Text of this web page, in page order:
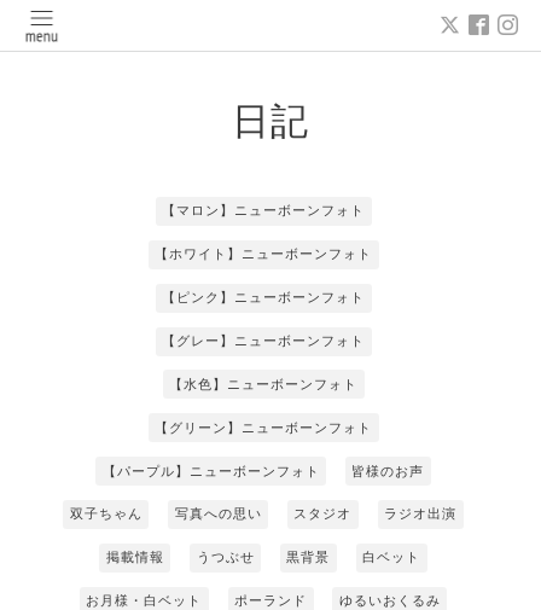
日記
【マロン】ニューボーンフォト
【ホワイト】ニューボーンフォト
【ピンク】ニューボーンフォト
【グレー】ニューボーンフォト
【水色】ニューボーンフォト
【グリーン】ニューボーンフォト
【パープル】ニューボーンフォト 皆様のお声
双子ちゃん 写真への思い スタジオ ラジオ出演
掲載情報 うつぶせ 黒背景 白ベット
お月様・白ベット ポーランド ゆるいおくるみ